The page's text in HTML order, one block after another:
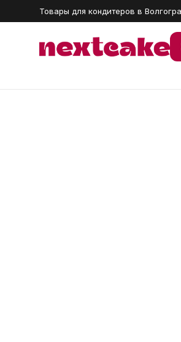
Товары для кондитеров в